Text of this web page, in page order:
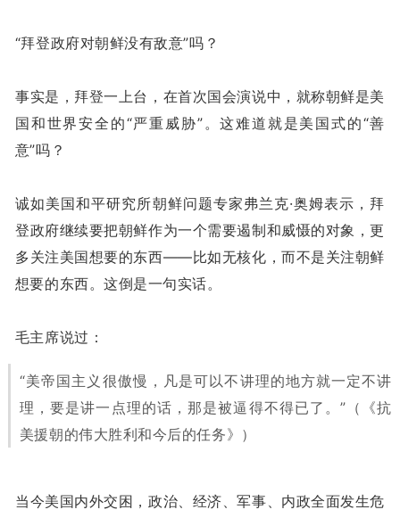
“拜登政府对朝鲜没有敌意”吗？
事实是，拜登一上台，在首次国会演说中，就称朝鲜是美
国和世界安全的“严重威胁”。这难道就是美国式的“善
意”吗？
诚如美国和平研究所朝鲜问题专家弗兰克·奥姆表示，拜
登政府继续要把朝鲜作为一个需要遏制和威慑的对象，更
多关注美国想要的东西——比如无核化，而不是关注朝鲜
想要的东西。这倒是一句实话。
毛主席说过：
“美帝国主义很傲慢，凡是可以不讲理的地方就一定不讲
理，要是讲一点理的话，那是被逼得不得已了。” （《抗
美援朝的伟大胜利和今后的任务》）
当今美国内外交困，政治、经济、军事、内政全面发生危